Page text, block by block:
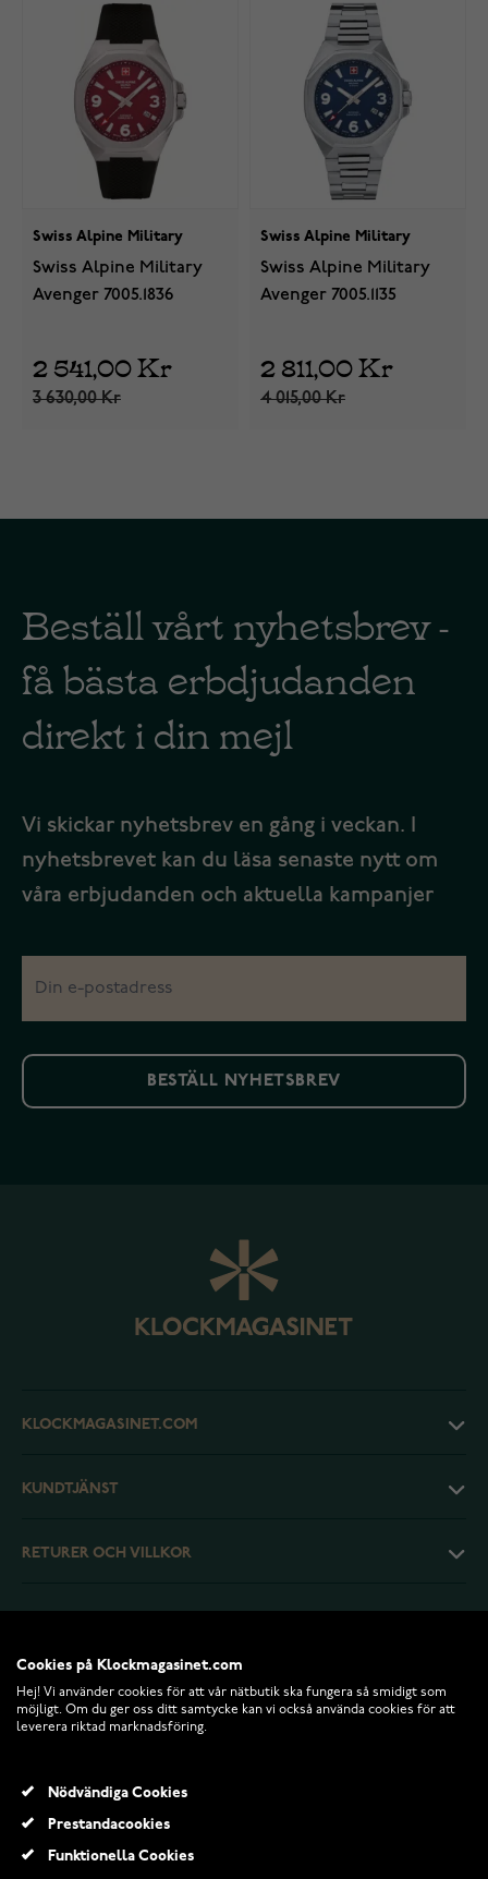
Swiss Alpine Military
Swiss Alpine Military
Avenger 7005.1836
2 541,00 Kr
3 630,00 Kr
Swiss Alpine Military
Swiss Alpine Military
Avenger 7005.1135
2 811,00 Kr
4 015,00 Kr
Beställ vårt nyhetsbrev -
få bästa erbdjudanden
direkt i din mejl
Vi skickar nyhetsbrev en gång i veckan. I
nyhetsbrevet kan du läsa senaste nytt om
våra erbjudanden och aktuella kampanjer
BESTÄLL NYHETSBREV
KLOCKMAGASINET.COM
KUNDTJÄNST
RETURER OCH VILLKOR
Cookies på Klockmagasinet.com
Hej! Vi använder cookies för att vår nätbutik ska fungera så smidigt som
möjligt. Om du ger oss ditt samtycke kan vi också använda cookies för att
leverera riktad marknadsföring.
Nödvändiga Cookies
Prestandacookies
Funktionella Cookies